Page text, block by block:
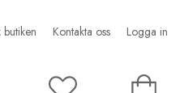
butiken Kontakta oss Logga in